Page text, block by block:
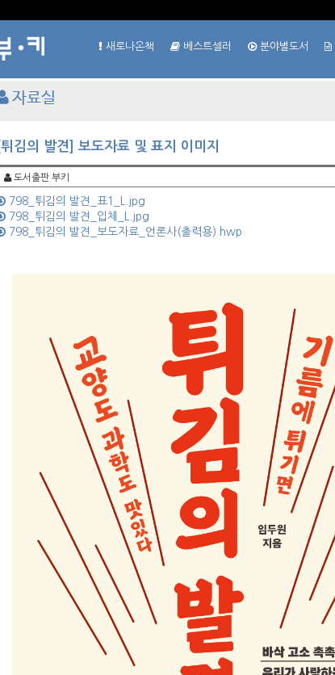
새로나온책 베스트셀러 분야별도서
자료실
[튀김의 발견] 보도자료 및 표지 이미지
도서출판 부키
798_튀김의 발견_표1_L.jpg
798_튀김의 발견_입체_L.jpg
798_튀김의 발견_보도자료_언론사(출력용).hwp